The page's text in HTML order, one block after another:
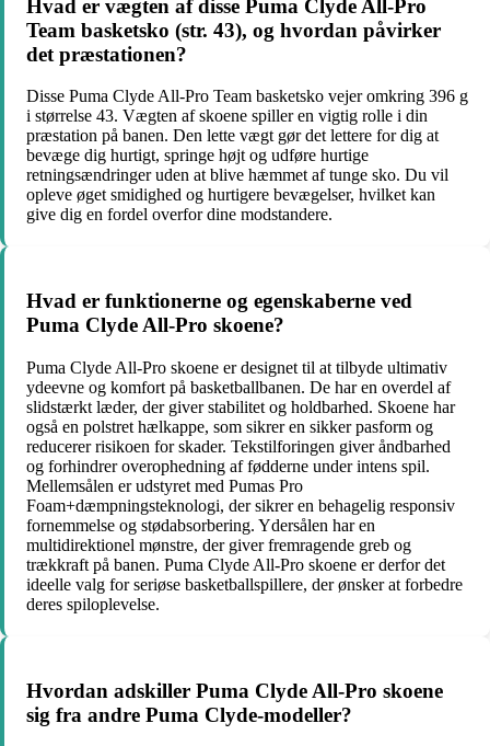
Hvad er vægten af disse Puma Clyde All-Pro
Team basketsko (str. 43), og hvordan påvirker
det præstationen?
Disse Puma Clyde All-Pro Team basketsko vejer omkring 396 g
i størrelse 43. Vægten af skoene spiller en vigtig rolle i din
præstation på banen. Den lette vægt gør det lettere for dig at
bevæge dig hurtigt, springe højt og udføre hurtige
retningsændringer uden at blive hæmmet af tunge sko. Du vil
opleve øget smidighed og hurtigere bevægelser, hvilket kan
give dig en fordel overfor dine modstandere.
Hvad er funktionerne og egenskaberne ved
Puma Clyde All-Pro skoene?
Puma Clyde All-Pro skoene er designet til at tilbyde ultimativ
ydeevne og komfort på basketballbanen. De har en overdel af
slidstærkt læder, der giver stabilitet og holdbarhed. Skoene har
også en polstret hælkappe, som sikrer en sikker pasform og
reducerer risikoen for skader. Tekstilforingen giver åndbarhed
og forhindrer overophedning af fødderne under intens spil.
Mellemsålen er udstyret med Pumas Pro
Foam+dæmpningsteknologi, der sikrer en behagelig responsiv
fornemmelse og stødabsorbering. Ydersålen har en
multidirektionel mønstre, der giver fremragende greb og
trækkraft på banen. Puma Clyde All-Pro skoene er derfor det
ideelle valg for seriøse basketballspillere, der ønsker at forbedre
deres spiloplevelse.
Hvordan adskiller Puma Clyde All-Pro skoene
sig fra andre Puma Clyde-modeller?